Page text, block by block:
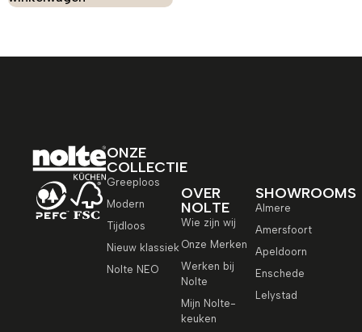
ONZE
COLLECTIE
Greeploos
Modern
Tijdloos
Nieuw klassiek
Nolte NEO
OVER
NOLTE
Wie zijn wij
Onze Merken
Werken bij
Nolte
Mijn Nolte-
keuken
SHOWROOMS
Almere
Amersfoort
Apeldoorn
Enschede
Lelystad